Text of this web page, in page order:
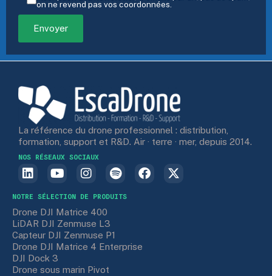
on ne revend pas vos coordonnées.
La référence du drone professionnel : distribution,
formation, support et R&D. Air · terre · mer, depuis 2014.
NOS RÉSEAUX SOCIAUX
NOTRE SÉLECTION DE PRODUITS
Drone DJI Matrice 400
LiDAR DJI Zenmuse L3
Capteur DJI Zenmuse P1
Drone DJI Matrice 4 Enterprise
DJI Dock 3
Drone sous marin Pivot